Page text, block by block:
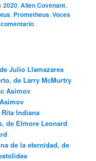
2020,Alien Covenant,
, Prometheus,Voces
Julio Llamazares
de Larry McMurtry
Asimov
Indiana
de Elmore Leonard
de la eternidad, de